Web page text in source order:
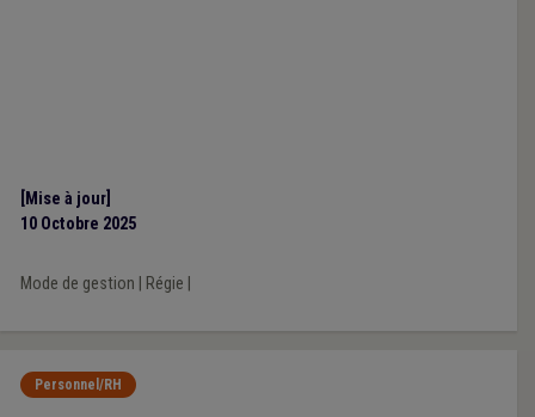
[Mise à jour]
10 Octobre 2025
Mode de gestion Régie
Personnel/RH